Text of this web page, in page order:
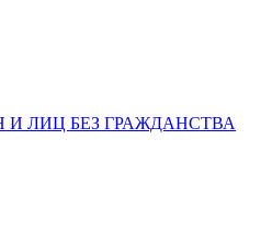
ЛИЦ БЕЗ ГРАЖДАНСТВА